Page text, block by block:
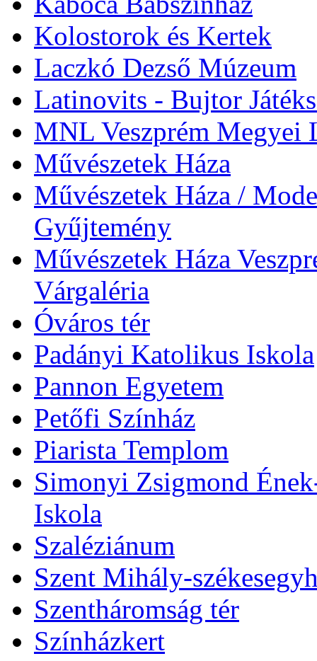
Kolostorok és Kertek
Laczkó Dezső Múzeum
Latinovits - Bujtor
MNL Veszprém Megyei
Művészetek Háza
Művészetek Háza /
Gyűjtemény
Művészetek Háza
Várgaléria
Óváros tér
Padányi Katolikus Iskola
Pannon Egyetem
Petőfi Színház
Piarista Templom
Simonyi Zsigmond
Iskola
Szaléziánum
Szent Mihály-
Szentháromság tér
Színházkert